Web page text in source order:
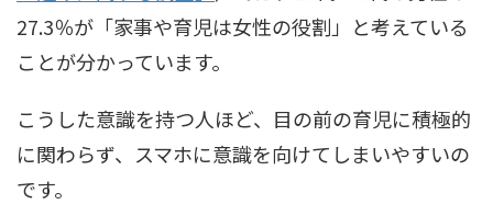
27.3％が「家事や育児は女性の役割」と考えている
ことが分かっています。
こうした意識を持つ人ほど、目の前の育児に積極的
に関わらず、スマホに意識を向けてしまいやすいの
です。